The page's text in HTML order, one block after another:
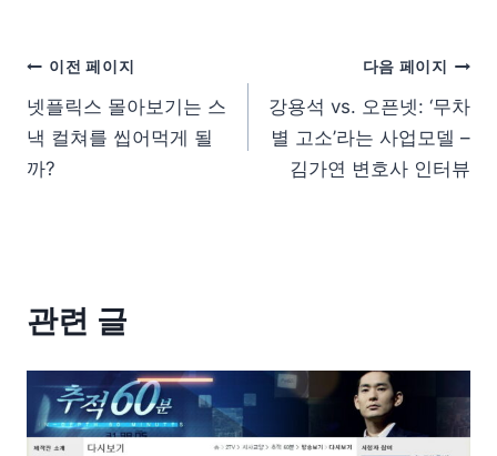
이전 페이지
넷플릭스 몰아보기는 스
낵 컬쳐를 씹어먹게 될
까?
다음 페이지
강용석 vs. 오픈넷: ‘무차
별 고소’라는 사업모델 –
김가연 변호사 인터뷰
관련 글